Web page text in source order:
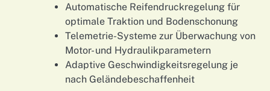
Automatische Reifendruckregelung für
optimale Traktion und Bodenschonung
Telemetrie-Systeme zur Überwachung von
Motor- und Hydraulikparametern
Adaptive Geschwindigkeitsregelung je
nach Geländebeschaffenheit